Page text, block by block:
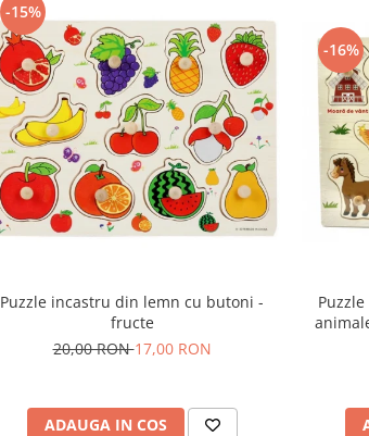
-15%
Puzzle incastru din lemn cu butoni -
fructe
20,00 RON17,00 RON
ADAUGA IN COS
-16%